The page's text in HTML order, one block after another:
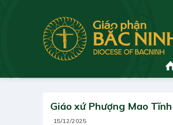
Giáo xứ Phượng Mao
15/12/2025